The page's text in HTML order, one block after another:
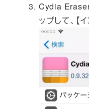
Cydia Eraser
ップして、【